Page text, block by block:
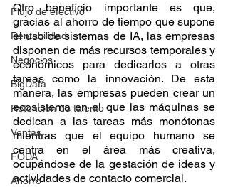
Flujo de efectivo
Rentabilidad
Negocios
BigData
Retención de talento
Ventas
FODA
Ahorro
Otro beneficio importante es que,
gracias al ahorro de tiempo que supone
el uso de sistemas de IA, las empresas
disponen de más recursos temporales y
económicos para dedicarlos a otras
tareas como la innovación. De esta
manera, las empresas pueden crear un
ecosistema en el que las máquinas se
dedican a las tareas más monótonas
mientras que el equipo humano se
centra en el área más creativa,
ocupándose de la gestación de ideas y
actividades de contacto comercial.